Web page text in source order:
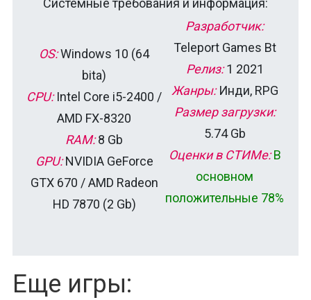
Системные требования и информация:
OS:Windows 10 (64
bitа)
CPU:Intel Core i5-2400 /
AMD FX-8320
RAM:8 Gb
GPU:NVIDIA GeForce
GTX 670 / AMD Radeon
HD 7870 (2 Gb)
Разработчик:
Teleport Games Bt
Релиз:1 2021
Жанры:Инди, RPG
Размер загрузки:
5.74 Gb
Оценки в СТИМе: В
основном
положительные 78%
Еще игры: